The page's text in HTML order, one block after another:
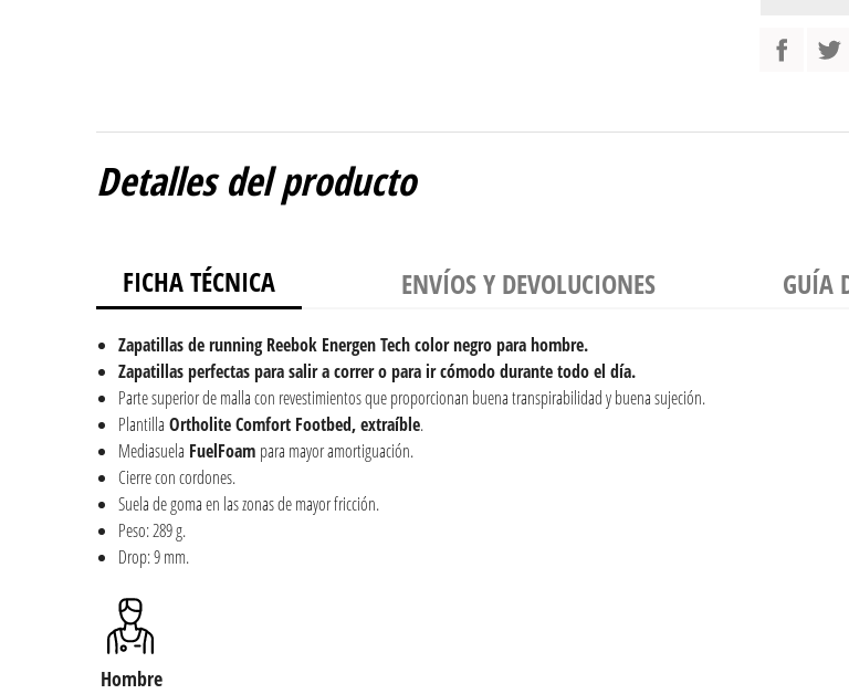
Detalles del producto
FICHA TÉCNICA ENVÍOS Y DEVOLUCIONES GUÍA
Zapatillas de running Reebok Energen Tech color negro para hombre.
Zapatillas perfectas para salir a correr o para ir cómodo durante todo el día.
Parte superior de malla con revestimientos que proporcionan buena transpirabilidad y buena sujeción.
Plantilla Ortholite Comfort Footbed, extraíble.
Mediasuela FuelFoam para mayor amortiguación.
Cierre con cordones.
Suela de goma en las zonas de mayor fricción.
Peso: 289 g.
Drop: 9 mm.
Hombre